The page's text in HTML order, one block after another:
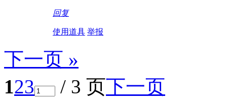
回复
使用道具 举报
下一页 »
123 / 3 页下一页